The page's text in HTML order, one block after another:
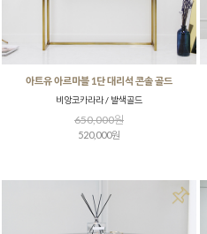
아트유 아르마블 1단 대리석 콘솔 골드
비앙코카라라 / 발색골드
650,000원
520,000원